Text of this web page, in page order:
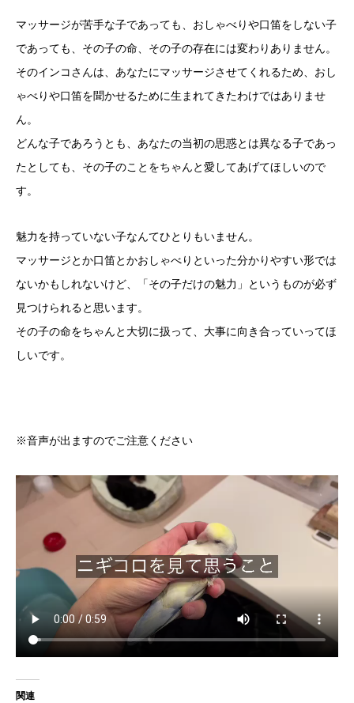
マッサージが苦手な子であっても、おしゃべりや口笛をしない子
であっても、その子の命、その子の存在には変わりありません。
そのインコさんは、あなたにマッサージさせてくれるため、おし
ゃべりや口笛を聞かせるために生まれてきたわけではありませ
ん。
どんな子であろうとも、あなたの当初の思惑とは異なる子であっ
たとしても、その子のことをちゃんと愛してあげてほしいので
す。
魅力を持っていない子なんてひとりもいません。
マッサージとか口笛とかおしゃべりといった分かりやすい形では
ないかもしれないけど、「その子だけの魅力」というものが必ず
見つけられると思います。
その子の命をちゃんと大切に扱って、大事に向き合っていってほ
しいです。
※音声が出ますのでご注意ください
関連